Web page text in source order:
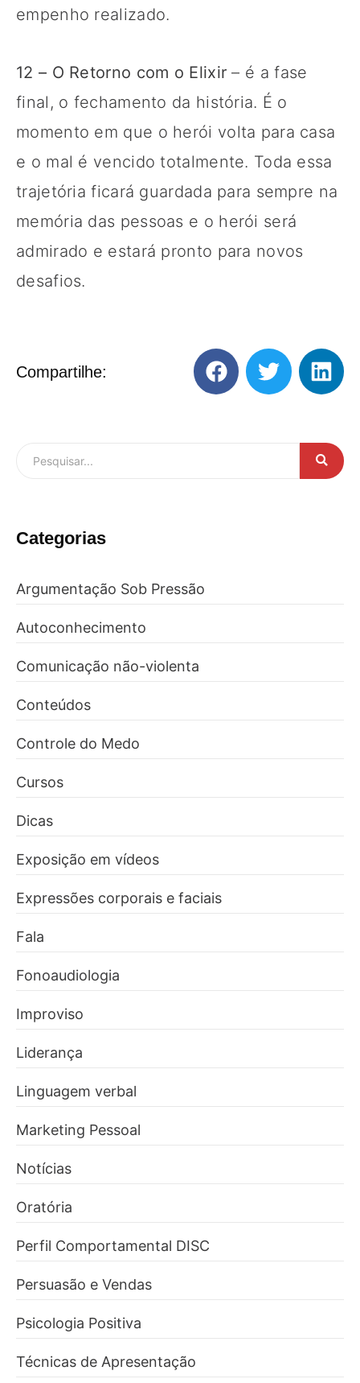
empenho realizado.
12 – O Retorno com o Elixir – é a fase
final, o fechamento da história. É o
momento em que o herói volta para casa
e o mal é vencido totalmente. Toda essa
trajetória ficará guardada para sempre na
memória das pessoas e o herói será
admirado e estará pronto para novos
desafios.
Compartilhe:
Categorias
Argumentação Sob Pressão
Autoconhecimento
Comunicação não-violenta
Conteúdos
Controle do Medo
Cursos
Dicas
Exposição em vídeos
Expressões corporais e faciais
Fala
Fonoaudiologia
Improviso
Liderança
Linguagem verbal
Marketing Pessoal
Notícias
Oratória
Perfil Comportamental DISC
Persuasão e Vendas
Psicologia Positiva
Técnicas de Apresentação